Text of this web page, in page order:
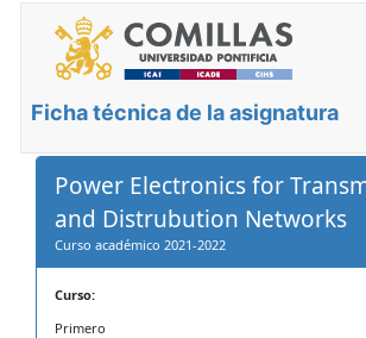
Ficha técnica de la asignatura
Power Electronics for
and Distrubution Networks
Curso académico 2021-2022
Curso:
Primero